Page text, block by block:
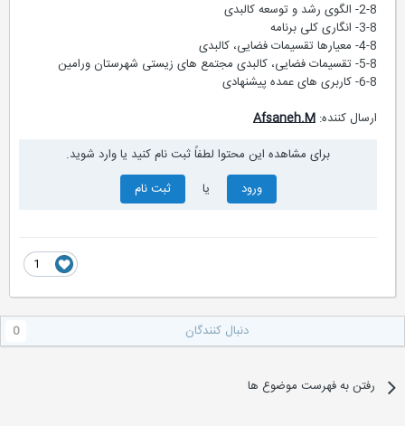
2-8- الگوی رشد و توسعه کالبدی
3-8- انگاری کلی برنامه
4-8- معیارها تقسیمات فضایی، کالبدی
5-8- تقسیمات فضایی، کالبدی مجتمع های زیستی شهرستان ورامین
6-8- کاربری های عمده پیشنهادی
ارسال کننده:Afsaneh.M
برای مشاهده این محتوا لطفاً ثبت نام کنید یا وارد شوید.
ورود
ثبت نام
دنبال کنندگان
رفتن به فهرست موضوع ها